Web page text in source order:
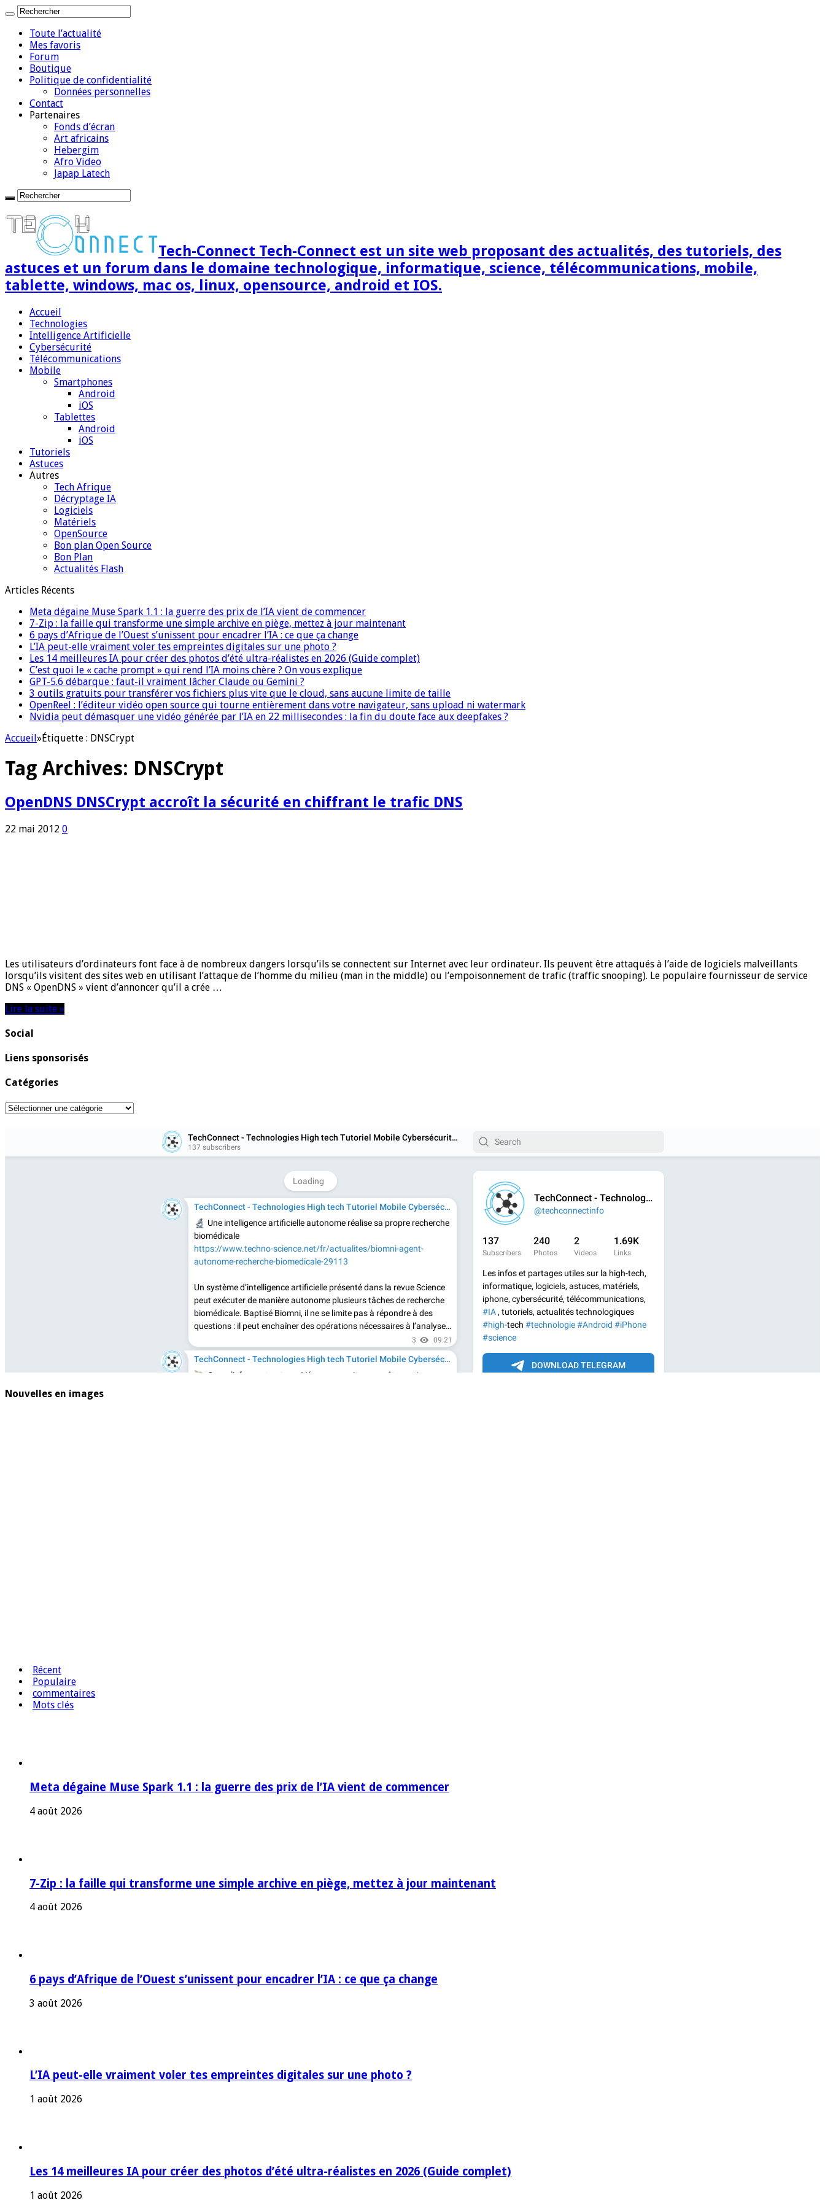
Toute l’actualité
Mes favoris
Forum
Boutique
Politique de confidentialité
Données personnelles
Contact
Partenaires
Fonds d’écran
Art africains
Hebergim
Afro Video
Japap Latech
Tech-Connect Tech-Connect est un site web proposant des actualités, des tutoriels, des
astuces et un forum dans le domaine technologique, informatique, science, télécommunications, mobile,
tablette, windows, mac os, linux, opensource, android et IOS.
Accueil
Technologies
Intelligence Artificielle
Cybersécurité
Télécommunications
Mobile
Smartphones
Android
iOS
Tablettes
Android
iOS
Tutoriels
Astuces
Autres
Tech Afrique
Décryptage IA
Logiciels
Matériels
OpenSource
Bon plan Open Source
Bon Plan
Actualités Flash
Articles Récents
Meta dégaine Muse Spark 1.1 : la guerre des prix de l’IA vient de commencer
7-Zip : la faille qui transforme une simple archive en piège, mettez à jour maintenant
6 pays d’Afrique de l’Ouest s’unissent pour encadrer l’IA : ce que ça change
L’IA peut-elle vraiment voler tes empreintes digitales sur une photo ?
Les 14 meilleures IA pour créer des photos d’été ultra-réalistes en 2026 (Guide complet)
C’est quoi le « cache prompt » qui rend l’IA moins chère ? On vous explique
GPT-5.6 débarque : faut-il vraiment lâcher Claude ou Gemini ?
3 outils gratuits pour transférer vos fichiers plus vite que le cloud, sans aucune limite de taille
OpenReel : l’éditeur vidéo open source qui tourne entièrement dans votre navigateur, sans upload ni watermark
Nvidia peut démasquer une vidéo générée par l’IA en 22 millisecondes : la fin du doute face aux deepfakes ?
Accueil»Étiquette : DNSCrypt
Tag Archives: DNSCrypt
OpenDNS DNSCrypt accroît la sécurité en chiffrant le trafic DNS
22 mai 2012 0
Les utilisateurs d’ordinateurs font face à de nombreux dangers lorsqu’ils se connectent sur Internet avec leur ordinateur. Ils peuvent être attaqués à l’aide de logiciels malveillants
lorsqu’ils visitent des sites web en utilisant l’attaque de l’homme du milieu (man in the middle) ou l’empoisonnement de trafic (traffic snooping). Le populaire fournisseur de service
DNS « OpenDNS » vient d’annoncer qu’il a crée …
Lire la suite »
Social
Liens sponsorisés
Catégories
Catégories
Nouvelles en images
Récent
Populaire
commentaires
Mots clés
Meta dégaine Muse Spark 1.1 : la guerre des prix de l’IA vient de commencer
4 août 2026
7-Zip : la faille qui transforme une simple archive en piège, mettez à jour maintenant
4 août 2026
6 pays d’Afrique de l’Ouest s’unissent pour encadrer l’IA : ce que ça change
3 août 2026
L’IA peut-elle vraiment voler tes empreintes digitales sur une photo ?
1 août 2026
Les 14 meilleures IA pour créer des photos d’été ultra-réalistes en 2026 (Guide complet)
1 août 2026